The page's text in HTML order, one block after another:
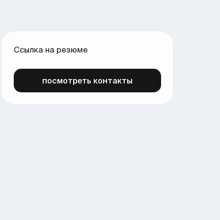
Ссылка на резюме
посмотреть контакты